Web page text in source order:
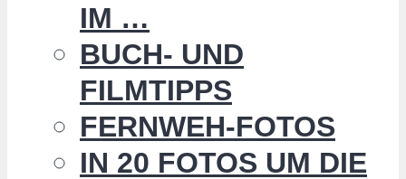
IM …
BUCH- UND
FILMTIPPS
FERNWEH-FOTOS
IN 20 FOTOS UM DIE